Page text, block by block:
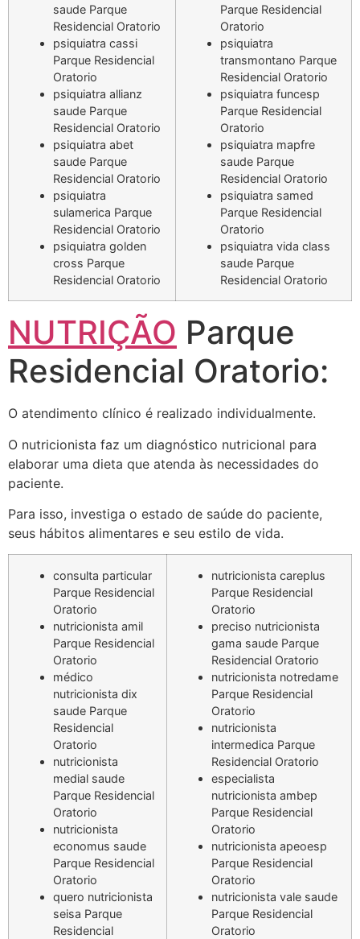
saude Parque
Residencial Oratorio
psiquiatra cassi
Parque Residencial
Oratorio
psiquiatra allianz
saude Parque
Residencial Oratorio
psiquiatra abet
saude Parque
Residencial Oratorio
psiquiatra
sulamerica Parque
Residencial Oratorio
psiquiatra golden
cross Parque
Residencial Oratorio
Parque Residencial
Oratorio
psiquiatra
transmontano Parque
Residencial Oratorio
psiquiatra funcesp
Parque Residencial
Oratorio
psiquiatra mapfre
saude Parque
Residencial Oratorio
psiquiatra samed
Parque Residencial
Oratorio
psiquiatra vida class
saude Parque
Residencial Oratorio
NUTRIÇÃO Parque
Residencial Oratorio:
O atendimento clínico é realizado individualmente.
O nutricionista faz um diagnóstico nutricional para
elaborar uma dieta que atenda às necessidades do
paciente.
Para isso, investiga o estado de saúde do paciente,
seus hábitos alimentares e seu estilo de vida.
consulta particular
Parque Residencial
Oratorio
nutricionista amil
Parque Residencial
Oratorio
médico
nutricionista dix
saude Parque
Residencial
Oratorio
nutricionista
medial saude
Parque Residencial
Oratorio
nutricionista
economus saude
Parque Residencial
Oratorio
quero nutricionista
seisa Parque
Residencial
nutricionista careplus
Parque Residencial
Oratorio
preciso nutricionista
gama saude Parque
Residencial Oratorio
nutricionista notredame
Parque Residencial
Oratorio
nutricionista
intermedica Parque
Residencial Oratorio
especialista
nutricionista ambep
Parque Residencial
Oratorio
nutricionista apeoesp
Parque Residencial
Oratorio
nutricionista vale saude
Parque Residencial
Oratorio